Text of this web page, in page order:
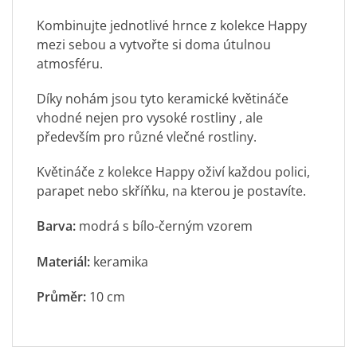
Kombinujte jednotlivé hrnce z kolekce Happy
mezi sebou a vytvořte si doma útulnou
atmosféru.
Díky nohám jsou tyto keramické květináče
vhodné nejen pro vysoké rostliny , ale
především pro různé vlečné rostliny.
Květináče z kolekce Happy oživí každou polici,
parapet nebo skříňku, na kterou je postavíte.
Barva: modrá s bílo-černým vzorem
Materiál: keramika
Průměr: 10 cm